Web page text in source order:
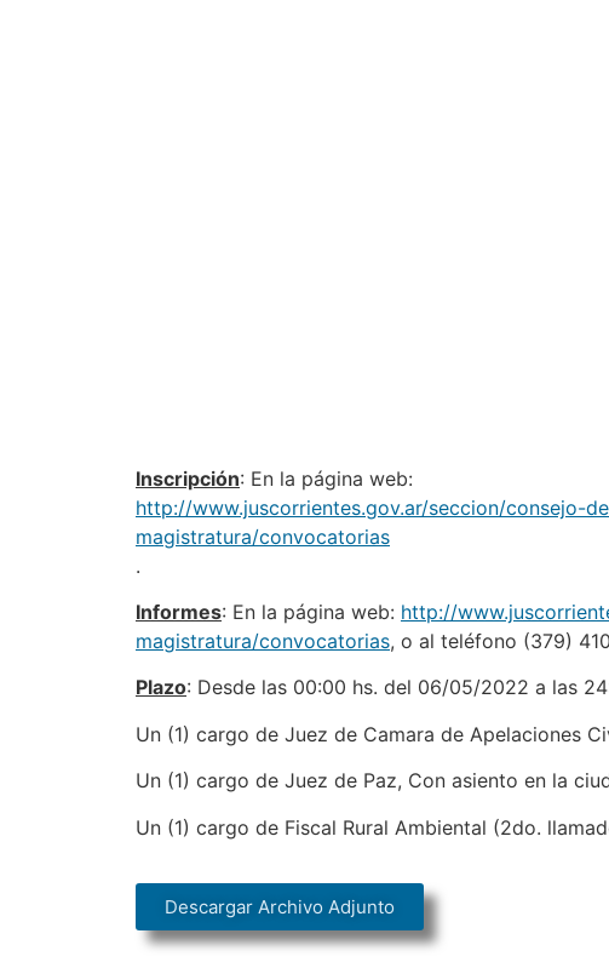
Inscripción: En la página web:
http://www.juscorrientes.gov.ar/seccion/consejo-
magistratura/convocatorias
.
Informes: En la página web: http://
magistratura/convocatorias, o al teléfono (379)
Plazo: Desde las 00:00 hs. del 06/05/2022 a las
Un (1) cargo de Juez de Camara de Apelaciones
Un (1) cargo de Juez de Paz, Con asiento en la
Un (1) cargo de Fiscal Rural Ambiental (2do.
Descargar Archivo Adjunto